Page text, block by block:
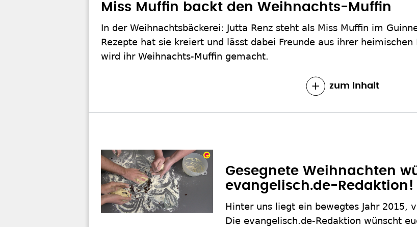
Miss Muffin backt den Weihnachts-Muffin
In der Weihnachtsbäckerei: Jutta Renz steht als Miss Muffin im
Rezepte hat sie kreiert und lässt dabei Freunde aus ihrer
wird ihr Weihnachts-Muffin gemacht.
zum Inhalt
Gesegnete Weihnachten
evangelisch.de-Redaktion!
Hinter uns liegt ein bewegtes Jahr 2015,
Die evangelisch.de-Redaktion wünscht